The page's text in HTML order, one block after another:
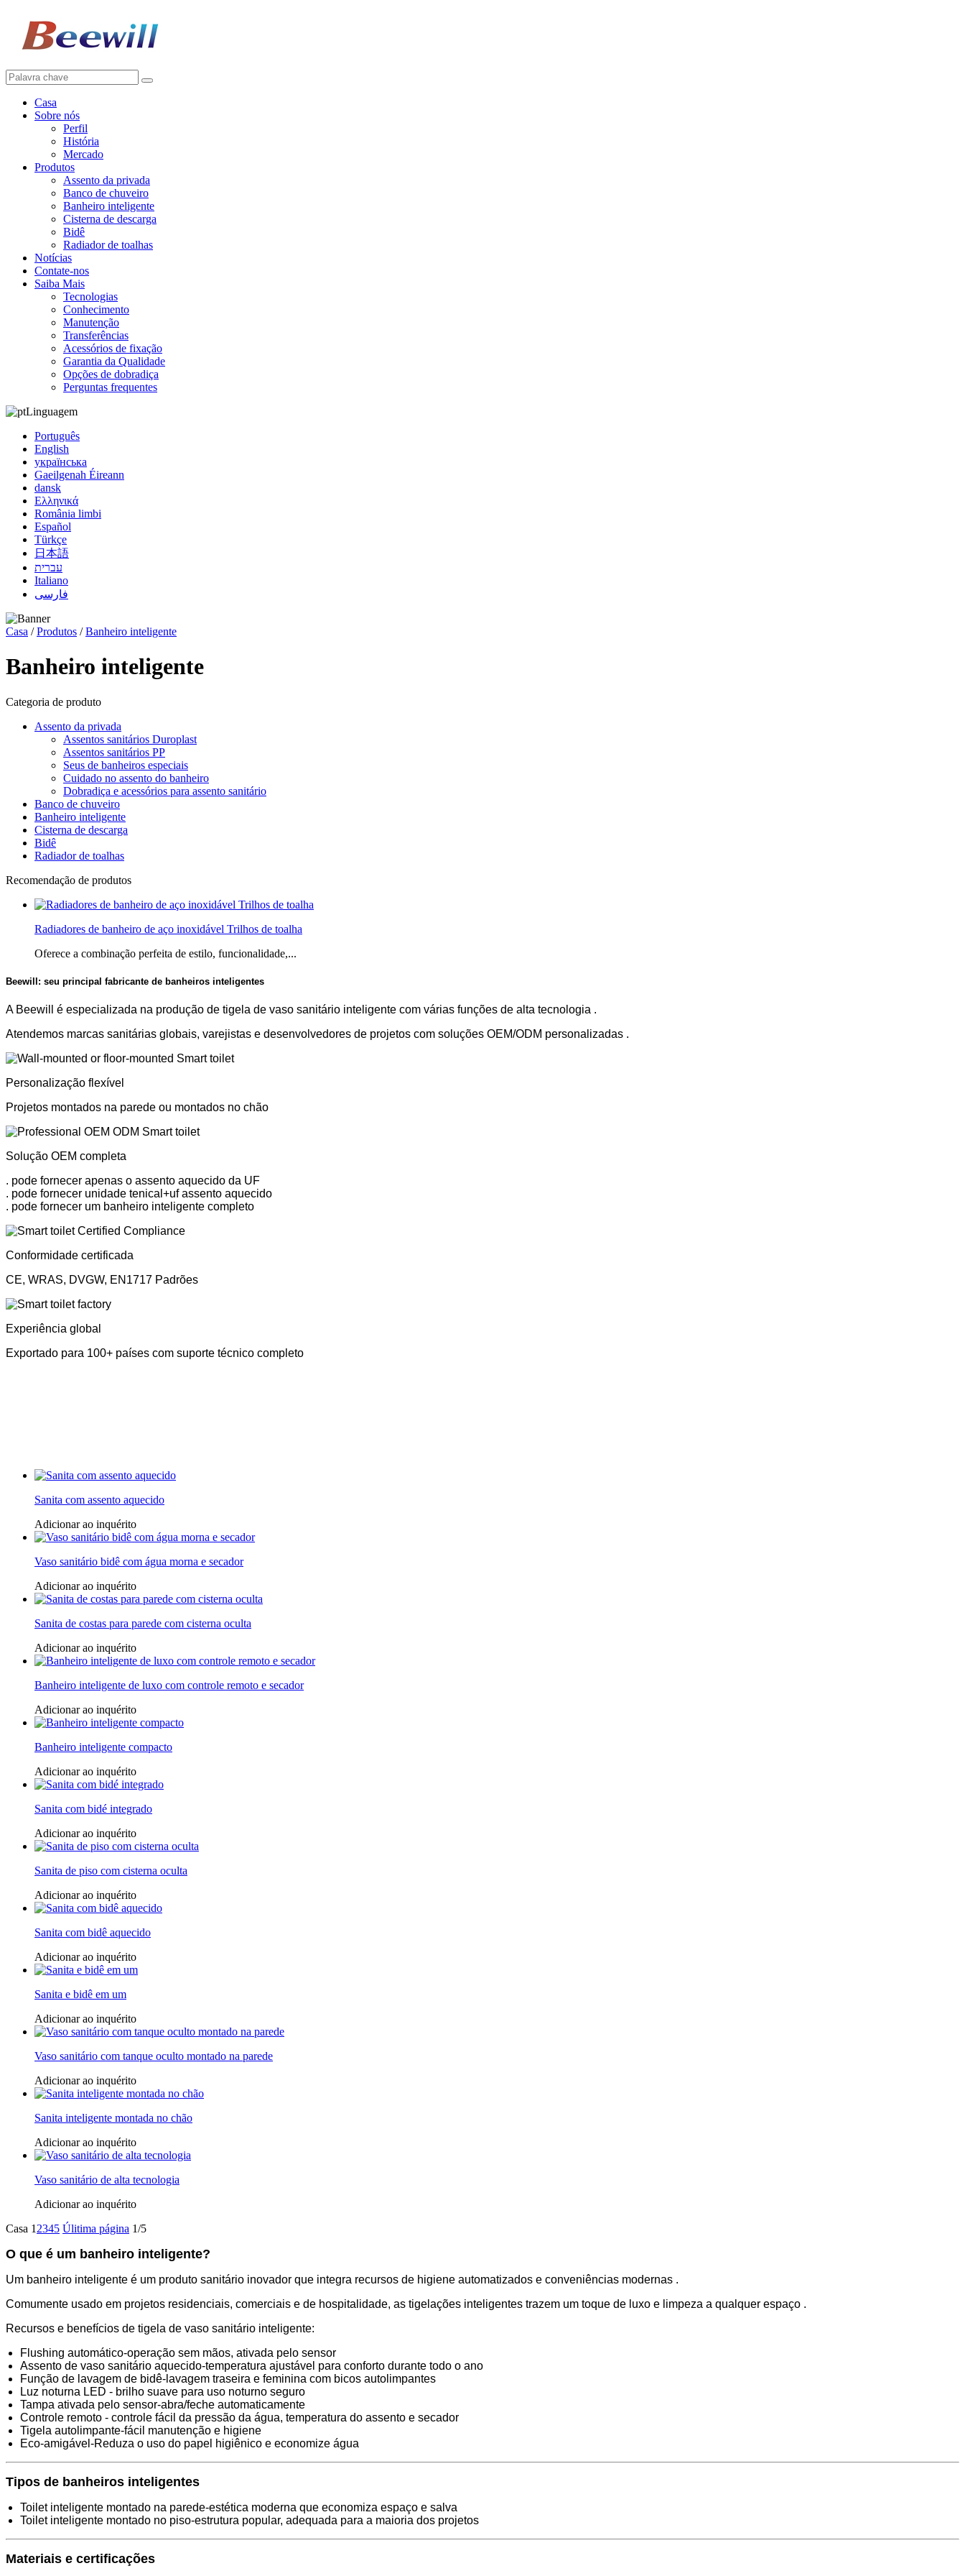
Casa
Sobre nós
Perfil
História
Mercado
Produtos
Assento da privada
Banco de chuveiro
Banheiro inteligente
Cisterna de descarga
Bidê
Radiador de toalhas
Notícias
Contate-nos
Saiba Mais
Tecnologias
Conhecimento
Manutenção
Transferências
Acessórios de fixação
Garantia da Qualidade
Opções de dobradiça
Perguntas frequentes
Linguagem
Português
English
українська
Gaeilgenah Éireann
dansk
Ελληνικά
România limbi
Español
Türkçe
日本語
עברית
Italiano
فارسی
Casa /Produtos /Banheiro inteligente
Banheiro inteligente
Categoria de produto
Assento da privada
Assentos sanitários Duroplast
Assentos sanitários PP
Seus de banheiros especiais
Cuidado no assento do banheiro
Dobradiça e acessórios para assento sanitário
Banco de chuveiro
Banheiro inteligente
Cisterna de descarga
Bidê
Radiador de toalhas
Recomendação de produtos
Radiadores de banheiro de aço inoxidável Trilhos de toalha
Oferece a combinação perfeita de estilo, funcionalidade,...
Beewill: seu principal fabricante de banheiros inteligentes
A Beewill é especializada na produção de tigela de vaso sanitário inteligente com várias funções de alta tecnologia .
Atendemos marcas sanitárias globais, varejistas e desenvolvedores de projetos com soluções OEM/ODM personalizadas .
Personalização flexível
Projetos montados na parede ou montados no chão
Solução OEM completa
. pode fornecer apenas o assento aquecido da UF
. pode fornecer unidade tenical+uf assento aquecido
. pode fornecer um banheiro inteligente completo
Conformidade certificada
CE, WRAS, DVGW, EN1717 Padrões
Experiência global
Exportado para 100+ países com suporte técnico completo
Sanita com assento aquecido
Adicionar ao inquérito
Vaso sanitário bidê com água morna e secador
Adicionar ao inquérito
Sanita de costas para parede com cisterna oculta
Adicionar ao inquérito
Banheiro inteligente de luxo com controle remoto e secador
Adicionar ao inquérito
Banheiro inteligente compacto
Adicionar ao inquérito
Sanita com bidé integrado
Adicionar ao inquérito
Sanita de piso com cisterna oculta
Adicionar ao inquérito
Sanita com bidê aquecido
Adicionar ao inquérito
Sanita e bidê em um
Adicionar ao inquérito
Vaso sanitário com tanque oculto montado na parede
Adicionar ao inquérito
Sanita inteligente montada no chão
Adicionar ao inquérito
Vaso sanitário de alta tecnologia
Adicionar ao inquérito
Casa 1 2345 Úlitima página 1/5
O que é um banheiro inteligente?
Um banheiro inteligente é um produto sanitário inovador que integra recursos de higiene automatizados e conveniências modernas .
Comumente usado em projetos residenciais, comerciais e de hospitalidade, as tigelações inteligentes trazem um toque de luxo e limpeza a qualquer espaço .
Recursos e benefícios de tigela de vaso sanitário inteligente:
Flushing automático-operação sem mãos, ativada pelo sensor
Assento de vaso sanitário aquecido-temperatura ajustável para conforto durante todo o ano
Função de lavagem de bidê-lavagem traseira e feminina com bicos autolimpantes
Luz noturna LED - brilho suave para uso noturno seguro
Tampa ativada pelo sensor-abra/feche automaticamente
Controle remoto - controle fácil da pressão da água, temperatura do assento e secador
Tigela autolimpante-fácil manutenção e higiene
Eco-amigável-Reduza o uso do papel higiênico e economize água
Tipos de banheiros inteligentes
Toilet inteligente montado na parede-estética moderna que economiza espaço e salva
Toilet inteligente montado no piso-estrutura popular, adequada para a maioria dos projetos
Materiais e certificações